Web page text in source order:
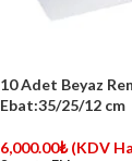
10 Adet Beyaz
Ebat:35/25/12 cm
6,000.00₺ (KDV